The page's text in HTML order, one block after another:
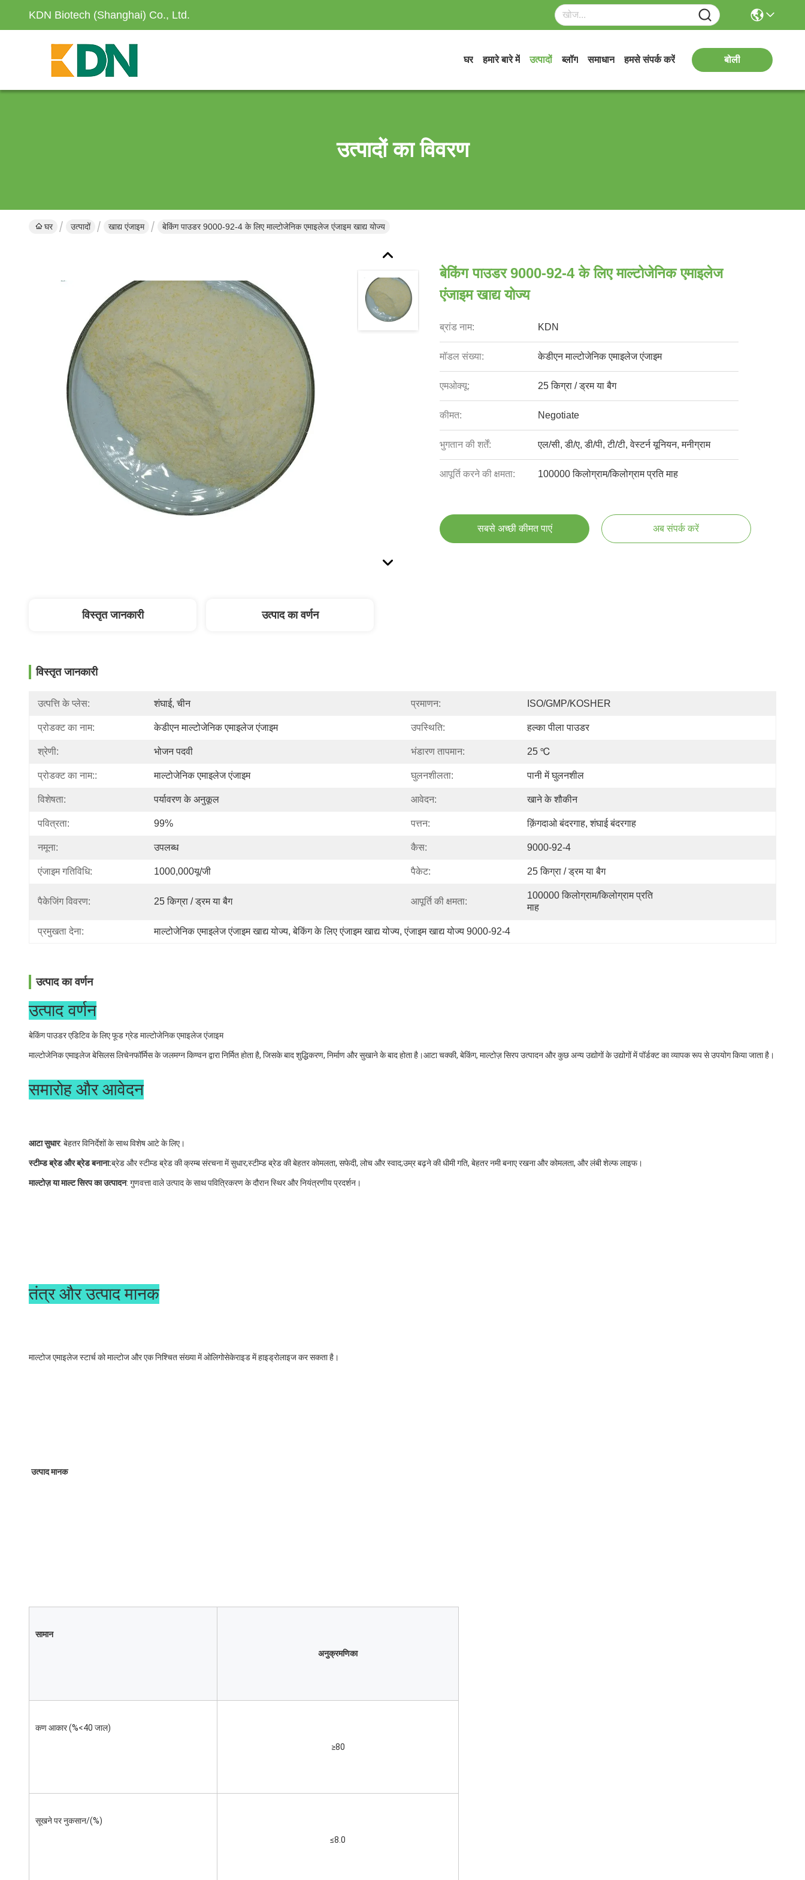
KDN Biotech (Shanghai) Co., Ltd.
घर हमारे बारे में उत्पादों ब्लॉग समाधान हमसे संपर्क करें बोली
उत्पादों का विवरण
घर उत्पादों खाद्य एंजाइम बेकिंग पाउडर 9000-92-4 के लिए माल्टोजेनिक एमाइलेज एंजाइम खाद्य योज्य
बेकिंग पाउडर 9000-92-4 के लिए माल्टोजेनिक एमाइलेज
एंजाइम खाद्य योज्य
ब्रांड नाम: KDN
मॉडल संख्या: केडीएन माल्टोजेनिक एमाइलेज एंजाइम
एमओक्यू: 25 किग्रा / ड्रम या बैग
कीमत: Negotiate
भुगतान की शर्तें: एल/सी, डी/ए, डी/पी, टी/टी, वेस्टर्न यूनियन, मनीग्राम
आपूर्ति करने की क्षमता: 100000 किलोग्राम/किलोग्राम प्रति माह
सबसे अच्छी कीमत पाएं अब संपर्क करें
विस्तृत जानकारी उत्पाद का वर्णन
विस्तृत जानकारी
उत्पत्ति के प्लेस: शंघाई, चीन प्रमाणन: ISO/GMP/KOSHER
प्रोडक्ट का नाम: केडीएन माल्टोजेनिक एमाइलेज एंजाइम उपस्थिति: हल्का पीला पाउडर
श्रेणी: भोजन पदवी भंडारण तापमान: 25 ℃
प्रोडक्ट का नाम:: माल्टोजेनिक एमाइलेज एंजाइम घुलनशीलता: पानी में घुलनशील
विशेषता: पर्यावरण के अनुकूल आवेदन: खाने के शौकीन
पवित्रता: 99% पत्तन: क़िंगदाओ बंदरगाह, शंघाई बंदरगाह
नमूना: उपलब्ध कैस: 9000-92-4
एंजाइम गतिविधि: 1000,000यू/जी पैकेट: 25 किग्रा / ड्रम या बैग
पैकेजिंग विवरण: 25 किग्रा / ड्रम या बैग आपूर्ति की क्षमता:
100000 किलोग्राम/किलोग्राम प्रति
माह
प्रमुखता देना: माल्टोजेनिक एमाइलेज एंजाइम खाद्य योज्य, बेकिंग के लिए एंजाइम खाद्य योज्य, एंजाइम खाद्य योज्य 9000-92-4
उत्पाद का वर्णन
उत्पाद वर्णन
बेकिंग पाउडर एडिटिव के लिए फूड ग्रेड माल्टोजेनिक एमाइलेज एंजाइम
माल्टोजेनिक एमाइलेज बेसिलस लिचेनफॉर्मिस के जलमग्न किण्वन द्वारा निर्मित होता है, जिसके बाद शुद्धिकरण, निर्माण और सुखाने के बाद होता है।आटा चक्की, बेकिंग, माल्टोज़ सिरप उत्पादन और कुछ अन्य उद्योगों के उद्योगों में पॉर्डक्ट का व्यापक रूप से उपयोग किया जाता है।
समारोह और आवेदन
आटा सुधार: बेहतर विनिर्देशों के साथ विशेष आटे के लिए।
स्टीम्ड ब्रेड और ब्रेड बनाना:ब्रेड और स्टीम्ड ब्रेड की क्रम्ब संरचना में सुधार;स्टीम्ड ब्रेड की बेहतर कोमलता, सफेदी, लोच और स्वाद;उम्र बढ़ने की धीमी गति, बेहतर नमी बनाए रखना और कोमलता, और लंबी शेल्फ लाइफ।
माल्टोज़ या माल्ट सिरप का उत्पादन: गुणवत्ता वाले उत्पाद के साथ पवित्रिकरण के दौरान स्थिर और नियंत्रणीय प्रदर्शन।
तंत्र और उत्पाद मानक
माल्टोज एमाइलेज स्टार्च को माल्टोज और एक निश्चित संख्या में ओलिगोसेकेराइड में हाइड्रोलाइज कर सकता है।
उत्पाद मानक
सामान
अनुक्रमणिका
कण आकार (%<40 जाल)
≥80
सूखने पर नुकसान/(%)
≤8.0